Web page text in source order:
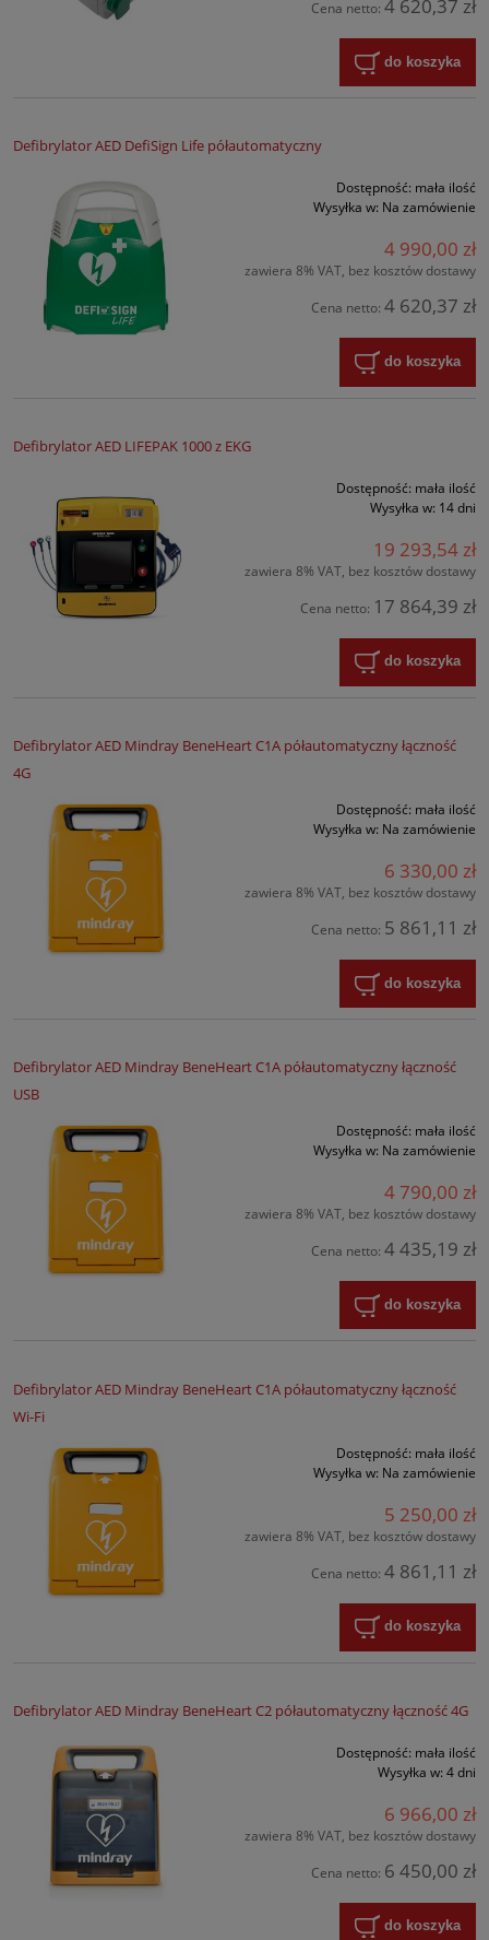
Cena netto: 4 620,37 zł
do koszyka
Defibrylator AED DefiSign Life półautomatyczny
Dostępność: mała ilość
Wysyłka w: Na zamówienie
4 990,00 zł
zawiera 8% VAT, bez kosztów dostawy
Cena netto: 4 620,37 zł
do koszyka
Defibrylator AED LIFEPAK 1000 z EKG
Dostępność: mała ilość
Wysyłka w: 14 dni
19 293,54 zł
zawiera 8% VAT, bez kosztów dostawy
Cena netto: 17 864,39 zł
do koszyka
Defibrylator AED Mindray BeneHeart C1A półautomatyczny łączność
4G
Dostępność: mała ilość
Wysyłka w: Na zamówienie
6 330,00 zł
zawiera 8% VAT, bez kosztów dostawy
Cena netto: 5 861,11 zł
do koszyka
Defibrylator AED Mindray BeneHeart C1A półautomatyczny łączność
USB
Dostępność: mała ilość
Wysyłka w: Na zamówienie
4 790,00 zł
zawiera 8% VAT, bez kosztów dostawy
Cena netto: 4 435,19 zł
do koszyka
Defibrylator AED Mindray BeneHeart C1A półautomatyczny łączność
Wi-Fi
Dostępność: mała ilość
Wysyłka w: Na zamówienie
5 250,00 zł
zawiera 8% VAT, bez kosztów dostawy
Cena netto: 4 861,11 zł
do koszyka
Defibrylator AED Mindray BeneHeart C2 półautomatyczny łączność 4G
Dostępność: mała ilość
Wysyłka w: 4 dni
6 966,00 zł
zawiera 8% VAT, bez kosztów dostawy
Cena netto: 6 450,00 zł
do koszyka